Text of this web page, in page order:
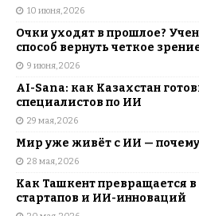
10 июня, 2026
Очки уходят в прошлое?
способ вернуть четкое
9 июня, 2026
AI-Sana: как Казахстан
специалистов по ИИ
29 мая, 2026
Мир уже живёт с ИИ —
28 мая, 2026
Как Ташкент превращается
стартапов и ИИ-инноваций